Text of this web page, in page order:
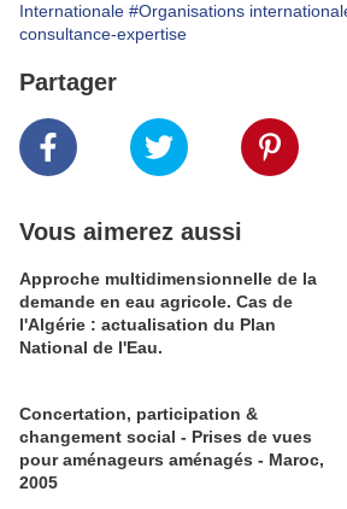
Internationale #Organisations
consultance-expertise
Partager
Vous aimerez aussi
Approche multidimensionnelle de la
demande en eau agricole. Cas de
l'Algérie : actualisation du Plan
National de l'Eau.
Concertation, participation &
changement social - Prises de vues
pour aménageurs aménagés - Maroc,
2005